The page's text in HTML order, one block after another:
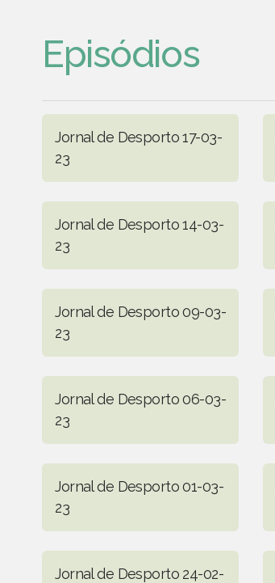
Episódios
Jornal de Desporto 17-03-
23
Jornal de Desporto 14-03-
23
Jornal de Desporto 09-03-
23
Jornal de Desporto 06-03-
23
Jornal de Desporto 01-03-
23
Jornal de Desporto 24-02-